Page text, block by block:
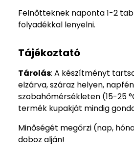
Felnőtteknek naponta 1-2
folyadékkal lenyelni.
Tájékoztató
Tárolás: A készítményt
elzárva, száraz helyen,
szobahőmérsékleten (15-25
termék kupakját mindig
Minőségét megőrzi (nap,
doboz alján!